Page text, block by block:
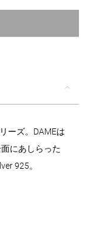
ーズ。DAMEは
にあしらった
925。